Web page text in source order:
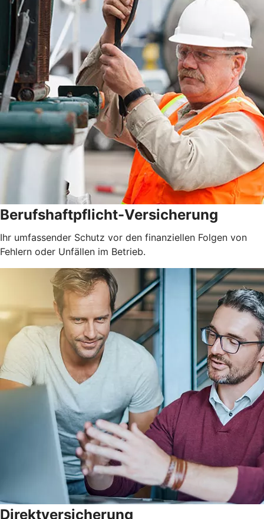
Berufshaftpflicht-Versicherung
Ihr umfassender Schutz vor den finanziellen Folgen von
Fehlern oder Unfällen im Betrieb.
Direktversicherung